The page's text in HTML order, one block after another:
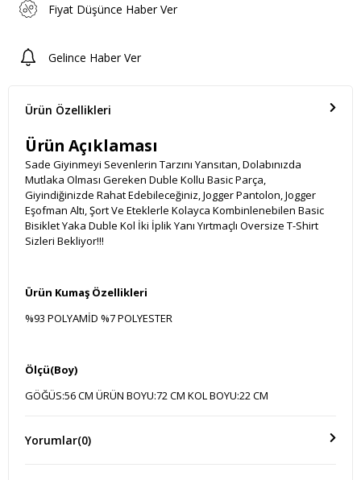
Fiyat Düşünce Haber Ver
Gelince Haber Ver
Ürün Özellikleri
Ürün Açıklaması
Sade Giyinmeyi Sevenlerin Tarzını Yansıtan, Dolabınızda
Mutlaka Olması Gereken Duble Kollu Basic Parça,
Giyindiğinizde Rahat Edebileceğiniz, Jogger Pantolon, Jogger
Eşofman Altı, Şort Ve Eteklerle Kolayca Kombinlenebilen Basic
Bisiklet Yaka Duble Kol İki İplik Yanı Yırtmaçlı Oversize T-Shirt
Sizleri Bekliyor!!!
Ürün Kumaş Özellikleri
%93 POLYAMİD %7 POLYESTER
Ölçü(Boy)
GÖĞÜS:56 CM ÜRÜN BOYU:72 CM KOL BOYU:22 CM
Yorumlar(0)